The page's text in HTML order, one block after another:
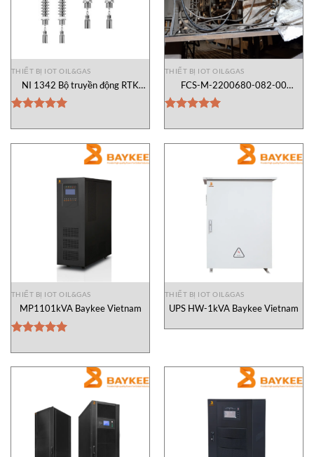
THIẾT BỊ IOT OIL&GAS
NI 1342 Bộ truyền động RTK
hạng5.00
5 sao
THIẾT BỊ IOT OIL&GAS
FCS-M-2200680-082-00
Camera lò nung Logika Vietnam
hạng5.00
5 sao
THIẾT BỊ IOT OIL&GAS
MP1101kVA Baykee Vietnam
hạng5.00
5 sao
THIẾT BỊ IOT OIL&GAS
UPS HW-1kVA Baykee Vietnam